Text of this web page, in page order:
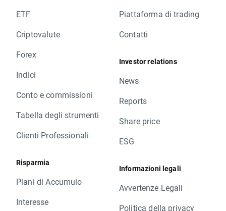
ETF
Criptovalute
Forex
Indici
Conto e commissioni
Tabella degli strumenti
Clienti Professionali
Risparmia
Piani di Accumulo
Interesse
Piattaforma di trading
Contatti
Investor relations
News
Reports
Share price
ESG
Informazioni legali
Avvertenze Legali
Politica della privacy